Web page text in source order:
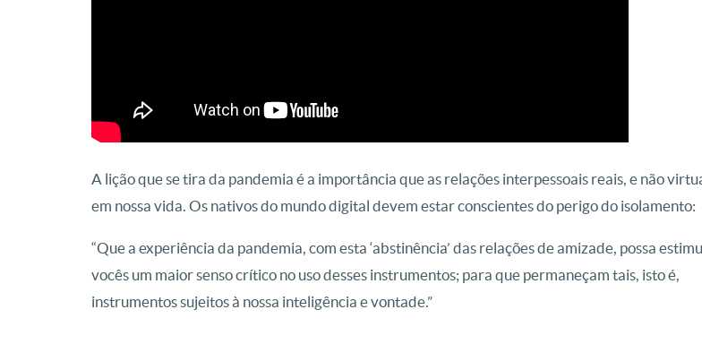
A lição que se tira da pandemia é a importância que as relações interpessoais reais, e não
em nossa vida. Os nativos do mundo digital devem estar conscientes do perigo do isolamento:
“Que a experiência da pandemia, com esta ‘abstinência’ das relações de amizade, possa
vocês um maior senso crítico no uso desses instrumentos; para que permaneçam tais, isto é,
instrumentos sujeitos à nossa inteligência e vontade.”